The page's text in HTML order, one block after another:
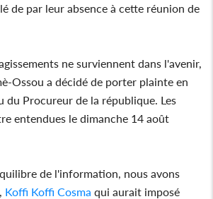
de par leur absence à cette réunion de
ne surviennent dans l'avenir,
Ossou a décidé de porter plainte en
du Procureur de la république. Les
entendues le dimanche 14 août
de l'information, nous avons
Koffi Koffi Cosma qui aurait imposé